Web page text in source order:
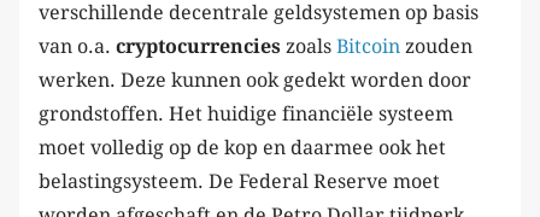
verschillende decentrale geldsystemen op basis
van o.a. cryptocurrencies zoals Bitcoin zouden
werken. Deze kunnen ook gedekt worden door
grondstoffen. Het huidige financiële systeem
moet volledig op de kop en daarmee ook het
belastingsysteem. De Federal Reserve moet